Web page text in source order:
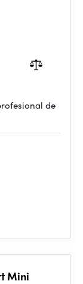
de
Mini